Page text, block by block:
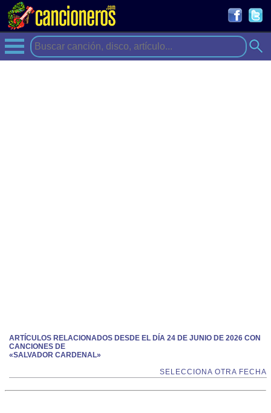
ARTÍCULOS RELACIONADOS DESDE EL DÍA 24 DE JUNIO DE 2026 CON
CANCIONES DE
«SALVADOR CARDENAL»
SELECCIONA OTRA FECHA